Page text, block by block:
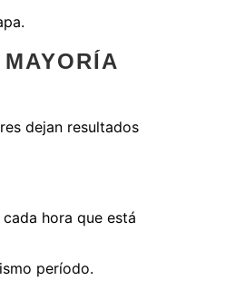
dejan resultados
hora que está
período.